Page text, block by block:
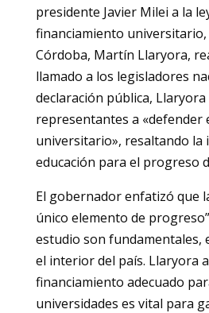
presidente Javier Milei a la
financiamiento
Córdoba, Martín Llaryora,
llamado a los legisladores
declaración pública,
representantes a «defender
universitario», resaltando la
educación para el progreso
El gobernador enfatizó que
único elemento de
estudio son fundamentales,
el interior del país. Llaryora
financiamiento adecuado
universidades es vital para